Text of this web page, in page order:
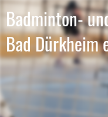
Badminton-
Bad Dürkheim